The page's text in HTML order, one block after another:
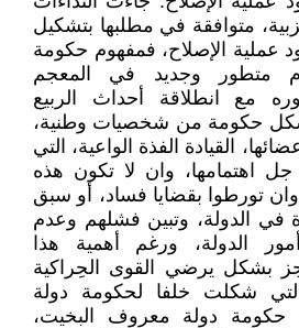
متوافقة في مطلبها بتشكيل
عملية الإصلاح، فمفهوم حكومة
متطور وجديد في المعجم
مع انطلاقة أحداث الربيع
حكومة من شخصيات وطنية،
القيادة الفذة الواعية، التي
جل اهتمامها، وان لا تكون هذه
تورطوا بقضايا فساد، أو سبق
في الدولة، وتبين فشلهم وعدم
الدولة، ورغم أهمية هذا
بشكل يرضي القوى الحِراكية
التي شكلت خلفا لحكومة دولة
حكومة دولة معروف البخيت،